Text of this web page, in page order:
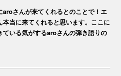
さんが来てくれるとのことで！エ
当に来てくれると思います。ここに
いる気がするaroさんの弾き語りの